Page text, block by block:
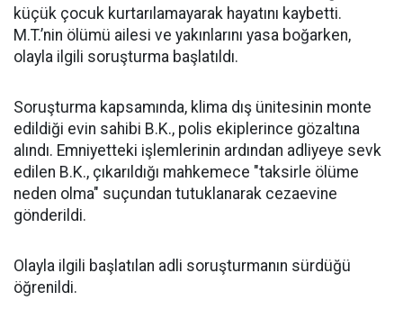
küçük çocuk kurtarılamayarak hayatını kaybetti.
M.T.’nin ölümü ailesi ve yakınlarını yasa boğarken,
olayla ilgili soruşturma başlatıldı.
Soruşturma kapsamında, klima dış ünitesinin monte
edildiği evin sahibi B.K., polis ekiplerince gözaltına
alındı. Emniyetteki işlemlerinin ardından adliyeye sevk
edilen B.K., çıkarıldığı mahkemece "taksirle ölüme
neden olma" suçundan tutuklanarak cezaevine
gönderildi.
Olayla ilgili başlatılan adli soruşturmanın sürdüğü
öğrenildi.